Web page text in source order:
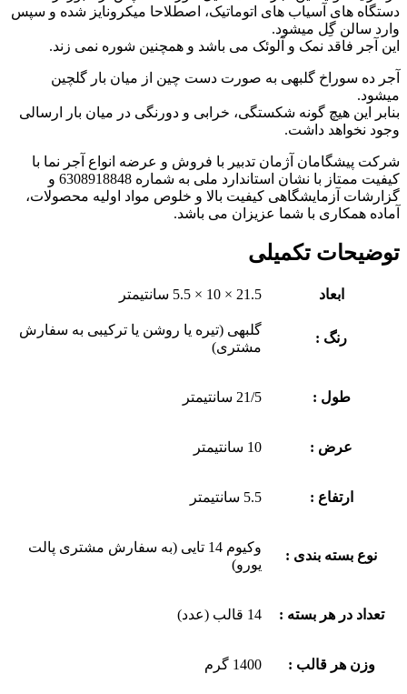
دستگاه های آسیاب های اتوماتیک، اصطلاحا میکرونایز شده و سپس
وارد سالن گِل میشود.
این آجر فاقد نمک و آلوئک می باشد و همچنین شوره نمی زند.
آجر ده سوراخ گلبهی به صورت دست چین از میان بار گلچین
میشود.
بنابر این هیچ گونه شکستگی، خرابی و دورنگی در میان بار ارسالی
وجود نخواهد داشت.
شرکت پیشگامان آژمان تدبیر با فروش و عرضه انواع آجر نما با
کیفیت ممتاز با نشان استاندارد ملی به شماره 6308918848 و
گزارشات آزمایشگاهی کیفیت بالا و خلوص مواد اولیه محصولات،
آماده همکاری با شما عزیزان می باشد.
توضیحات تکمیلی
ابعاد 21.5 × 10 × 5.5 سانتیمتر
رنگ :
گلبهی (تیره یا روشن یا ترکیبی به سفارش
مشتری)
طول : 21/5 سانتیمتر
عرض : 10 سانتیمتر
ارتفاع : 5.5 سانتیمتر
نوع بسته بندی :
وکیوم 14 تایی (به سفارش مشتری پالت
یورو)
تعداد در هر بسته : 14 قالب (عدد)
وزن هر قالب : 1400 گرم